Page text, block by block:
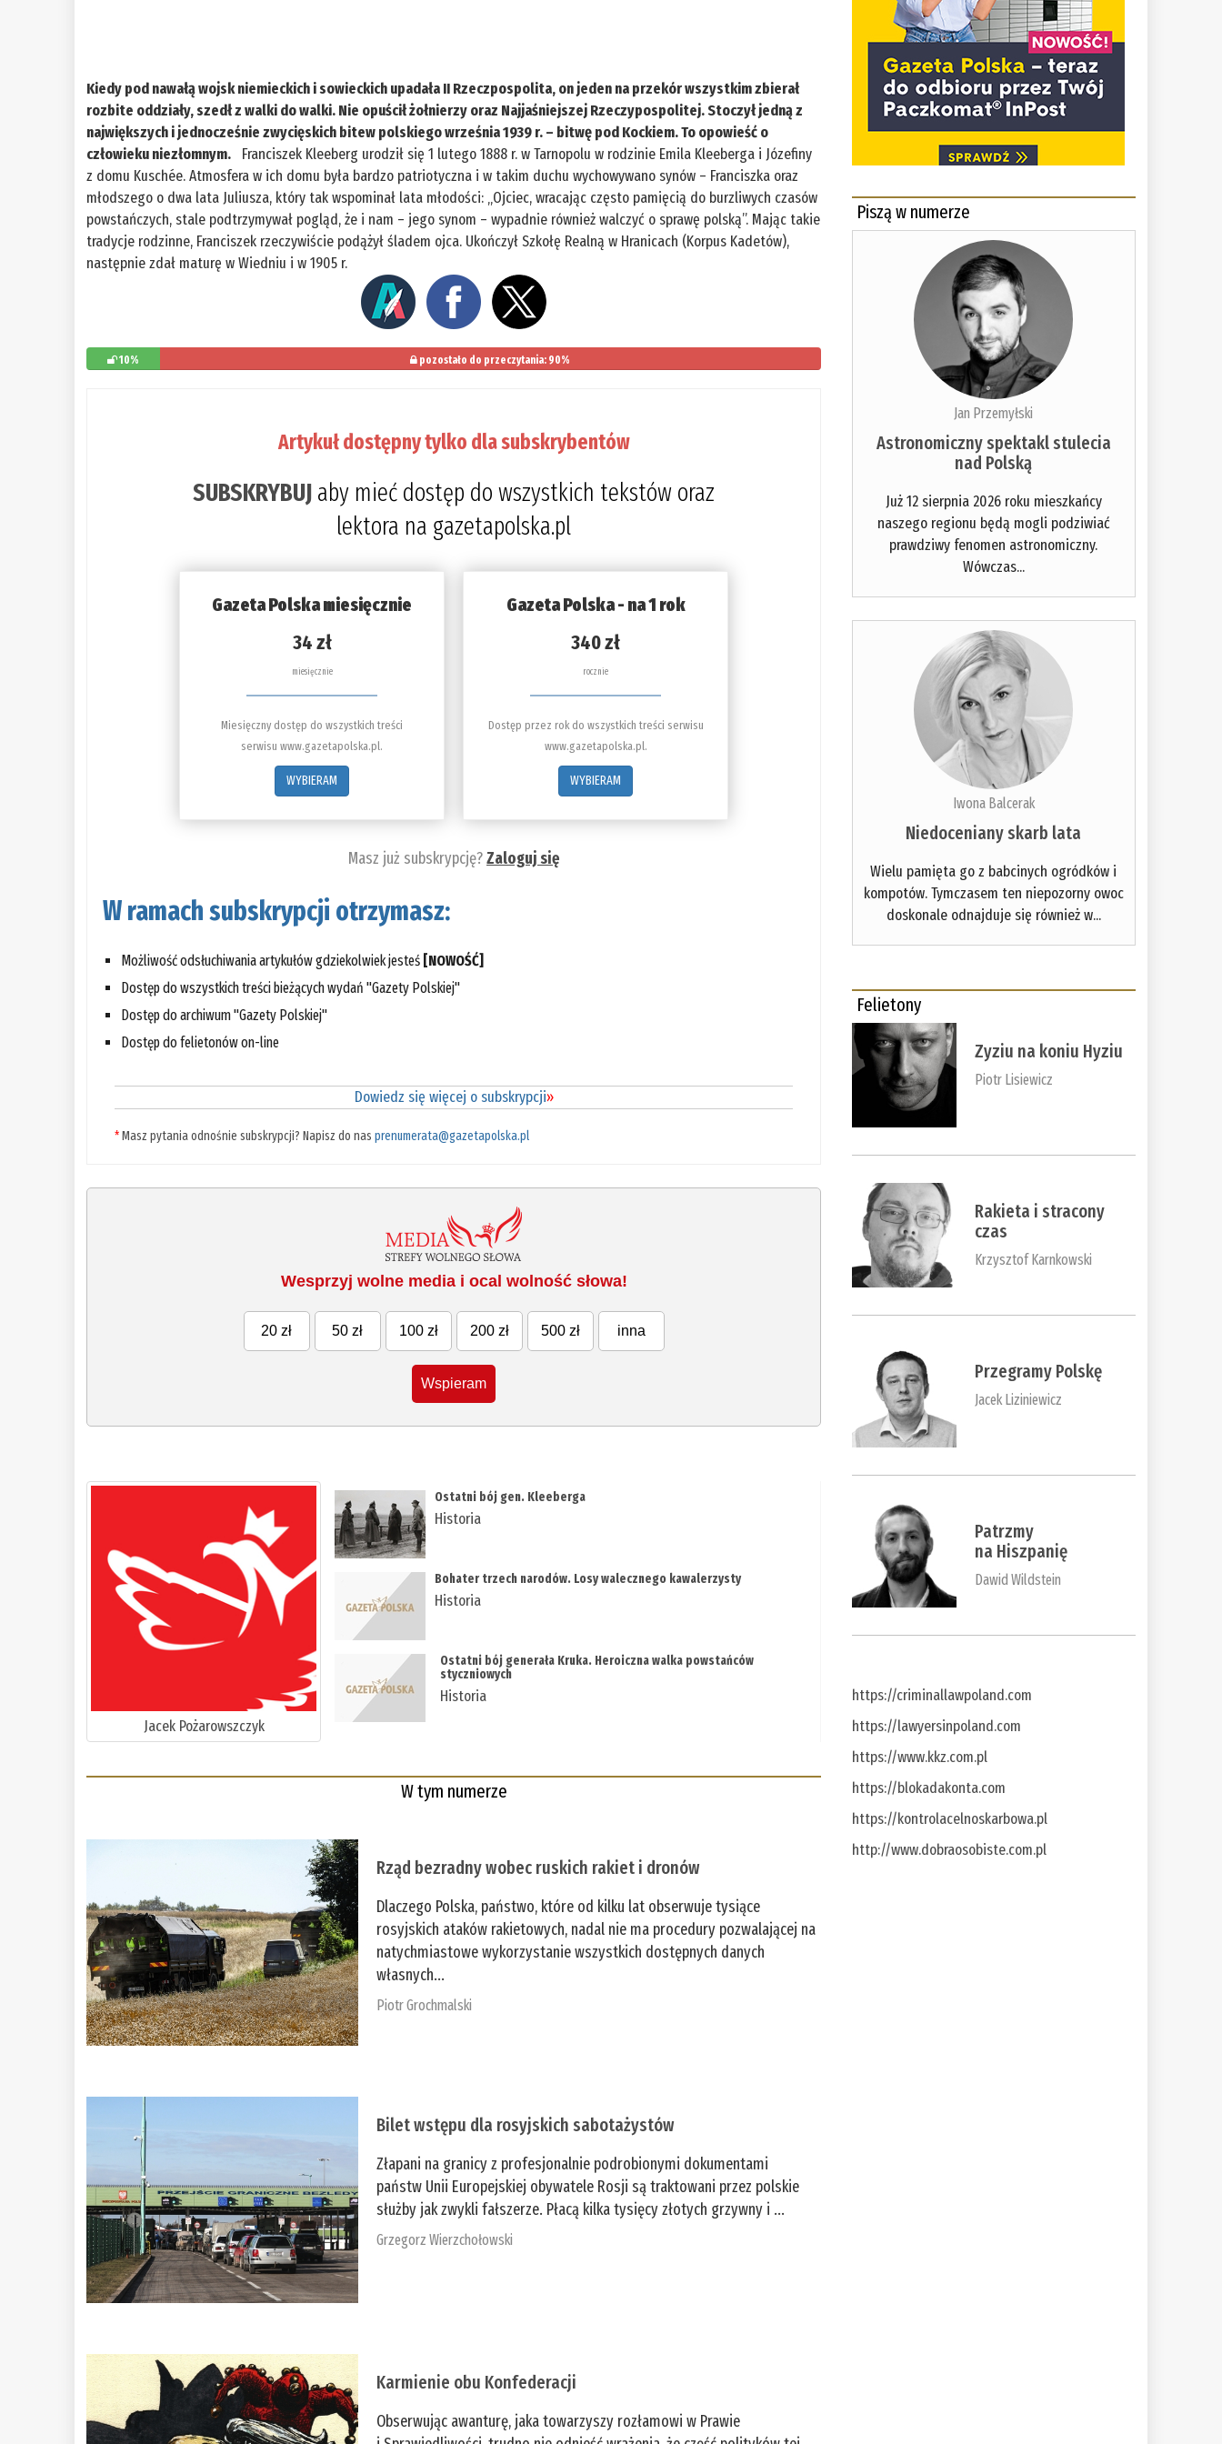
Kiedy pod nawałą wojsk niemieckich i sowieckich upadała II Rzeczpospolita, on jeden na przekór wszystkim zbierał
rozbite oddziały, szedł z walki do walki. Nie opuścił żołnierzy oraz Najjaśniejszej Rzeczypospolitej. Stoczył jedną z
największych i jednocześnie zwycięskich bitew polskiego września 1939 r. – bitwę pod Kockiem. To opowieść o
człowieku niezłomnym. Franciszek Kleeberg urodził się 1 lutego 1888 r. w Tarnopolu w rodzinie Emila Kleeberga i Józefiny
z domu Kuschée. Atmosfera w ich domu była bardzo patriotyczna i w takim duchu wychowywano synów – Franciszka oraz
młodszego o dwa lata Juliusza, który tak wspominał lata młodości: „Ojciec, wracając często pamięcią do burzliwych czasów
powstańczych, stale podtrzymywał pogląd, że i nam – jego synom – wypadnie również walczyć o sprawę polską”. Mając takie
tradycje rodzinne, Franciszek rzeczywiście podążył śladem ojca. Ukończył Szkołę Realną w Hranicach (Korpus Kadetów),
następnie zdał maturę w Wiedniu i w 1905 r.
10% pozostało do przeczytania: 90%
Artykuł dostępny tylko dla subskrybentów
SUBSKRYBUJ aby mieć dostęp do wszystkich tekstów oraz
lektora na gazetapolska.pl
Gazeta Polska miesięcznie
34 zł
miesięcznie
Miesięczny dostęp do wszystkich treści
serwisu www.gazetapolska.pl.
WYBIERAM
Gazeta Polska - na 1 rok
340 zł
rocznie
Dostęp przez rok do wszystkich treści serwisu
www.gazetapolska.pl.
WYBIERAM
Masz już subskrypcję?Zaloguj się
W ramach subskrypcji otrzymasz:
Możliwość odsłuchiwania artykułów gdziekolwiek jesteś [NOWOŚĆ]
Dostęp do wszystkich treści bieżących wydań "Gazety Polskiej"
Dostęp do archiwum "Gazety Polskiej"
Dostęp do felietonów on-line
Dowiedz się więcej o subskrypcji»
*Masz pytania odnośnie subskrypcji? Napisz do nasprenumerata@gazetapolska.pl
Wesprzyj wolne media i ocal wolność słowa!
20 zł 50 zł 100 zł 200 zł 500 zł inna
Wspieram
Jacek Pożarowszczyk
Ostatni bój gen. Kleeberga
Historia
Bohater trzech narodów. Losy walecznego kawalerzysty
Historia
Ostatni bój generała Kruka. Heroiczna walka powstańców
styczniowych
Historia
W tym numerze
Rząd bezradny wobec ruskich rakiet i dronów
Dlaczego Polska, państwo, które od kilku lat obserwuje tysiące
rosyjskich ataków rakietowych, nadal nie ma procedury pozwalającej na
natychmiastowe wykorzystanie wszystkich dostępnych danych
własnych...
Piotr Grochmalski
Bilet wstępu dla rosyjskich sabotażystów
Złapani na granicy z profesjonalnie podrobionymi dokumentami
państw Unii Europejskiej obywatele Rosji są traktowani przez polskie
służby jak zwykli fałszerze. Płacą kilka tysięcy złotych grzywny i ...
Grzegorz Wierzchołowski
Karmienie obu Konfederacji
Obserwując awanturę, jaka towarzyszy rozłamowi w Prawie
Piszą w numerze
Jan Przemyłski
Astronomiczny spektakl stulecia
nad Polską
Już 12 sierpnia 2026 roku mieszkańcy
naszego regionu będą mogli podziwiać
prawdziwy fenomen astronomiczny.
Wówczas...
Iwona Balcerak
Niedoceniany skarb lata
Wielu pamięta go z babcinych ogródków i
kompotów. Tymczasem ten niepozorny owoc
doskonale odnajduje się również w...
Felietony
Zyziu na koniu Hyziu
Piotr Lisiewicz
Rakieta i stracony
czas
Krzysztof Karnkowski
Przegramy Polskę
Jacek Liziniewicz
Patrzmy
na Hiszpanię
Dawid Wildstein
https://criminallawpoland.com
https://lawyersinpoland.com
https://www.kkz.com.pl
https://blokadakonta.com
https://kontrolacelnoskarbowa.pl
http://www.dobraosobiste.com.pl